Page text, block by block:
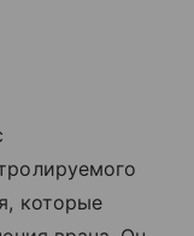
которые